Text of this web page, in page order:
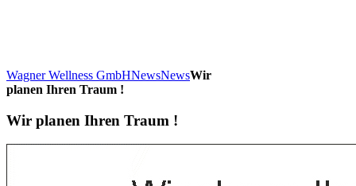
Wagner Wellness GmbHNewsNewsWir
planen Ihren Traum !
Wir planen Ihren Traum !